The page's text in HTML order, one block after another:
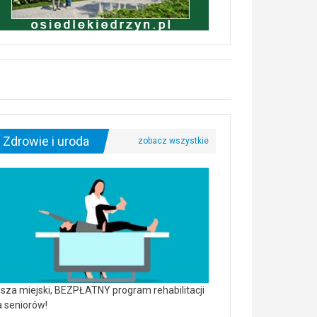
Zdrowie i uroda
miejski, BEZPŁATNY program rehabilitacji
seniorów!